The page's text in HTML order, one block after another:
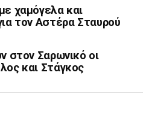
χαμόγελα και
τον Αστέρα Σταυρού
στον Σαρωνικό οι
και Στάγκος